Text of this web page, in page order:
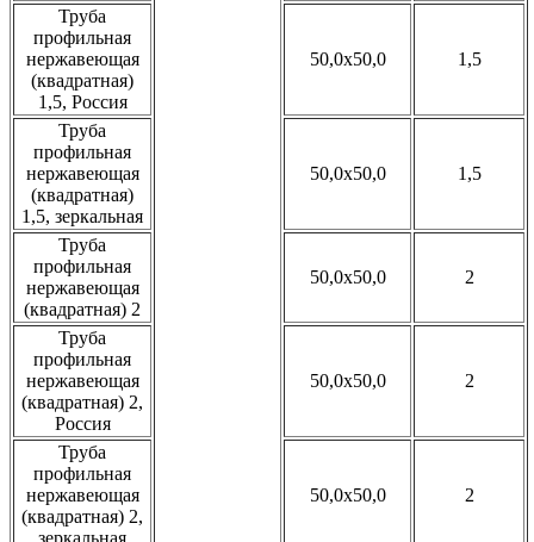
Труба
профильная
нержавеющая
(квадратная)
1,5, Россия
50,0x50,0 1,5
Труба
профильная
нержавеющая
(квадратная)
1,5, зеркальная
50,0x50,0 1,5
Труба
профильная
нержавеющая
(квадратная) 2
50,0x50,0 2
Труба
профильная
нержавеющая
(квадратная) 2,
Россия
50,0x50,0 2
Труба
профильная
нержавеющая
(квадратная) 2,
50,0x50,0 2